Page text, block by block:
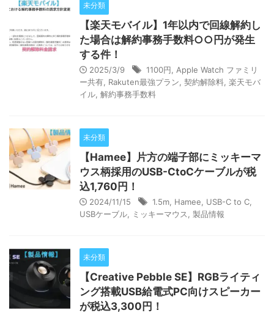
未分類
【楽天モバイル】1年以内で回線解約し
た場合は解約事務手数料○○円が発生
する件！
2025/3/9 1100円
Apple Watch ファミリ
ー共有 Rakuten最強プラン 契約解除料 楽天モバ
イル 解約事務手数料
未分類
【Hamee】片方の端子部にミッキーマ
ウス柄採用のUSB-CtoCケーブルが税
込1,760円！
2024/11/15 1.5m Hamee USB-C to C
USBケーブル
ミッキーマウス 製品情報
未分類
【Creative Pebble SE】RGBライティ
ング搭載USB給電式PC向けスピーカー
が税込3,300円！